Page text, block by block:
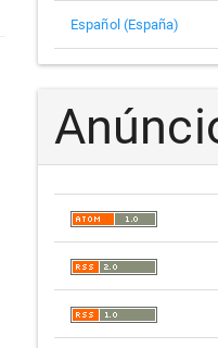
Español (España)